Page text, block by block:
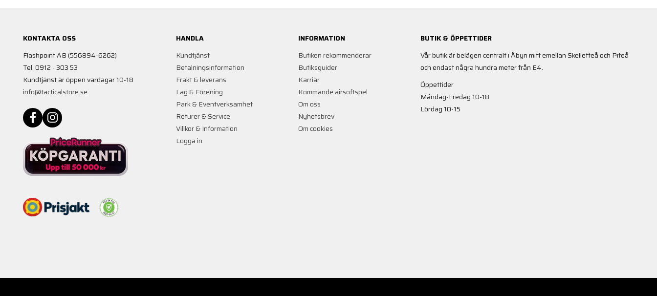
KONTAKTA OSS
Flashpoint AB (556894-6262)
Tel. 0912 - 303 53
Kundtjänst är öppen vardagar 10-18
info@tacticalstore.se
HANDLA
Kundtjänst
Betalningsinformation
Frakt & leverans
Lag & Förening
Park & Eventverksamhet
Returer & Service
Villkor & Information
Logga in
INFORMATION
Butiken rekommenderar
Butiksguider
Karriär
Kommande airsoftspel
Om oss
Nyhetsbrev
Om cookies
BUTIK & ÖPPETTIDER
Vår butik är belägen centralt i Åbyn mitt emellan Skellefteå och Piteå
och endast några hundra meter från E4.
Öppettider
Måndag-Fredag 10-18
Lördag 10-15